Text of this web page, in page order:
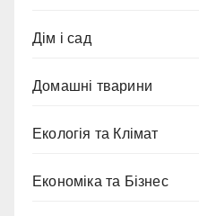
Дім і сад
Домашні тварини
Екологія та Клімат
Економіка та Бізнес